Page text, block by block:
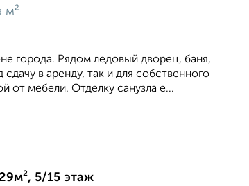
м²
города. Рядом ледовый дворец, баня,
в аренду, так и для собственного
от мебели. Отделку санузла е...
5/15 этаж